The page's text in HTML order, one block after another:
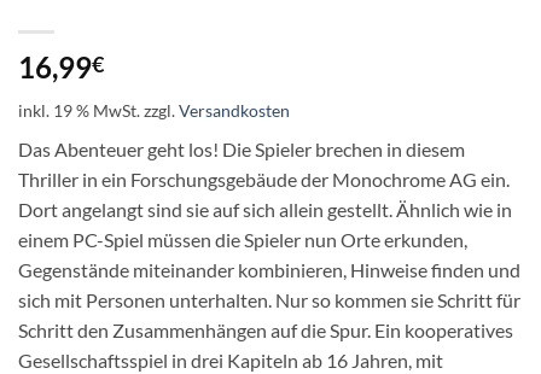
16,99€
inkl. 19 % MwSt.zzgl.Versandkosten
Das Abenteuer geht los! Die Spieler brechen in diesem
Thriller in ein Forschungsgebäude der Monochrome AG ein.
Dort angelangt sind sie auf sich allein gestellt. Ähnlich wie in
einem PC-Spiel müssen die Spieler nun Orte erkunden,
Gegenstände miteinander kombinieren, Hinweise finden und
sich mit Personen unterhalten. Nur so kommen sie Schritt für
Schritt den Zusammenhängen auf die Spur. Ein kooperatives
Gesellschaftsspiel in drei Kapiteln ab 16 Jahren, mit